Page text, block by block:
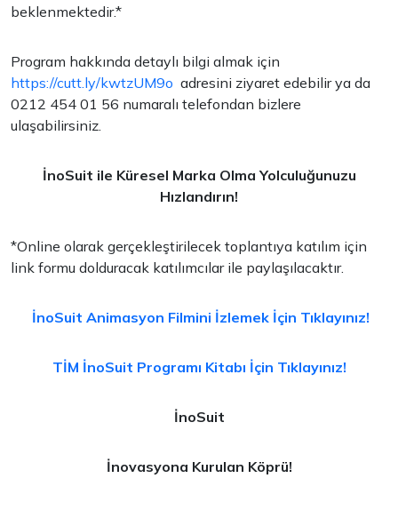
beklenmektedir.*
Program hakkında detaylı bilgi almak için
https://cutt.ly/kwtzUM9o adresini ziyaret edebilir ya da
0212 454 01 56 numaralı telefondan bizlere
ulaşabilirsiniz.
İnoSuit ile Küresel Marka Olma Yolculuğunuzu
Hızlandırın!
*Online olarak gerçekleştirilecek toplantıya katılım için
link formu dolduracak katılımcılar ile paylaşılacaktır.
İnoSuit Animasyon Filmini İzlemek İçin Tıklayınız!
TİM İnoSuit Programı Kitabı İçin Tıklayınız!
İnoSuit
İnovasyona Kurulan Köprü!